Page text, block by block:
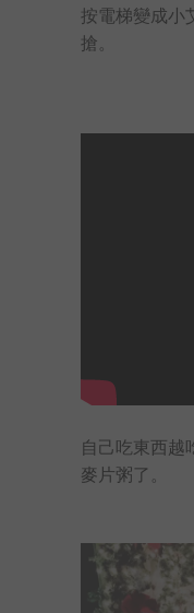
按電梯變成小
搶。
自己吃東西越
麥片粥了。